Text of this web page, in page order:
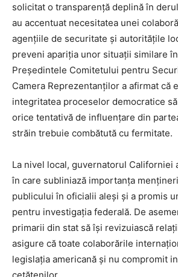
solicitat o transparență deplină în
au accentuat necesitatea unei
agențiile de securitate și autoritățile
preveni apariția unor situații similare
Președintele Comitetului pentru
Camera Reprezentanților a afirmat că
integritatea proceselor democratice
orice tentativă de influențare din
străin trebuie combătută cu fermitate.
La nivel local, guvernatorul Californiei
în care subliniază importanța
publicului în oficialii aleși și a promis
pentru investigația federală. De
primarii din stat să își revizuiască
asigure că toate colaborările
legislația americană și nu compromit